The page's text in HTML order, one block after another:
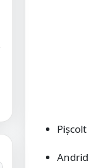
Pișcolt
Andrid